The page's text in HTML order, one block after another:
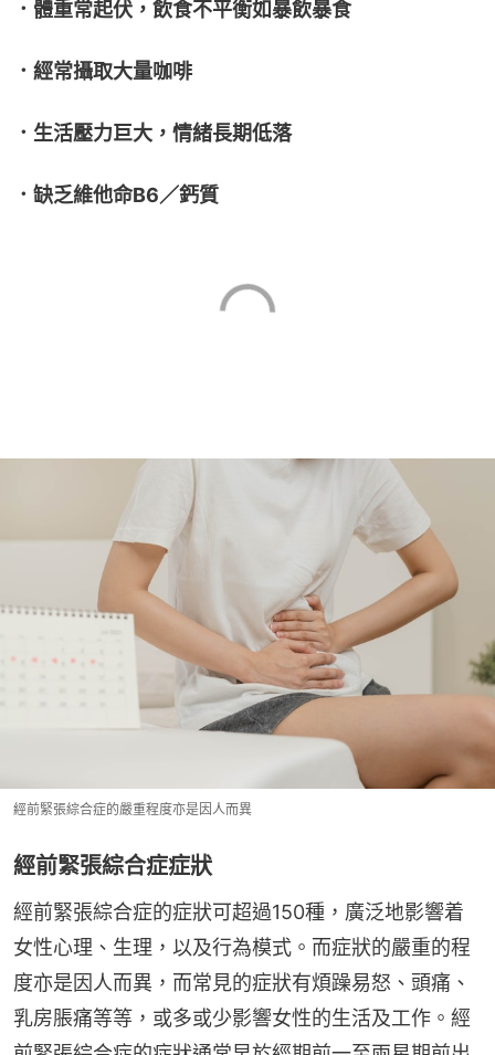
．體重常起伏，飲食不平衡如暴飲暴食
．經常攝取大量咖啡
．生活壓力巨大，情緒長期低落
．缺乏維他命B6／鈣質
經前緊張綜合症的嚴重程度亦是因人而異
經前緊張綜合症症狀
經前緊張綜合症的症狀可超過150種，廣泛地影響着
女性心理、生理，以及行為模式。而症狀的嚴重的程
度亦是因人而異，而常見的症狀有煩躁易怒、頭痛、
乳房脹痛等等，或多或少影響女性的生活及工作。經